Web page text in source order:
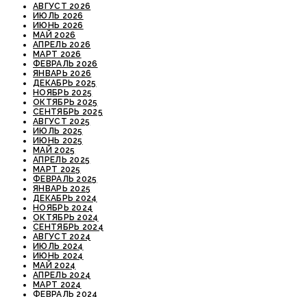
АВГУСТ 2026
ИЮЛЬ 2026
ИЮНЬ 2026
МАЙ 2026
АПРЕЛЬ 2026
МАРТ 2026
ФЕВРАЛЬ 2026
ЯНВАРЬ 2026
ДЕКАБРЬ 2025
НОЯБРЬ 2025
ОКТЯБРЬ 2025
СЕНТЯБРЬ 2025
АВГУСТ 2025
ИЮЛЬ 2025
ИЮНЬ 2025
МАЙ 2025
АПРЕЛЬ 2025
МАРТ 2025
ФЕВРАЛЬ 2025
ЯНВАРЬ 2025
ДЕКАБРЬ 2024
НОЯБРЬ 2024
ОКТЯБРЬ 2024
СЕНТЯБРЬ 2024
АВГУСТ 2024
ИЮЛЬ 2024
ИЮНЬ 2024
МАЙ 2024
АПРЕЛЬ 2024
МАРТ 2024
ФЕВРАЛЬ 2024